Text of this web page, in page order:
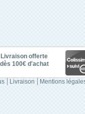
Livraison offerte
dès 100€ d'achat
Livraison Mentions